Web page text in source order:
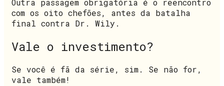
com os oito chefões, antes da batalha
final contra Dr. Wily.
Vale o investimento?
Se você é fã da série, sim. Se não for,
vale também!